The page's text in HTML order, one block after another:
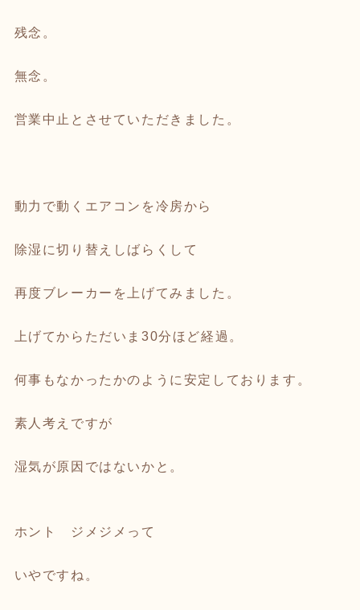
残念。
無念。
営業中止とさせていただきました。
動力で動くエアコンを冷房から
除湿に切り替えしばらくして
再度ブレーカーを上げてみました。
上げてからただいま30分ほど経過。
何事もなかったかのように安定しております。
素人考えですが
湿気が原因ではないかと。
ホント ジメジメって
いやですね。